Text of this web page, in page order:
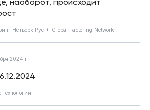
Нетворк Рус Global Factoring Network
2024 г.
технологии